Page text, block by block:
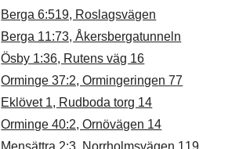
Berga 6:519, Roslagsvägen
Berga 11:73, Åkersbergatunneln
Ösby 1:36, Rutens väg 16
Orminge 37:2, Ormingeringen 77
Eklövet 1, Rudboda torg 14
Orminge 40:2, Ornövägen 14